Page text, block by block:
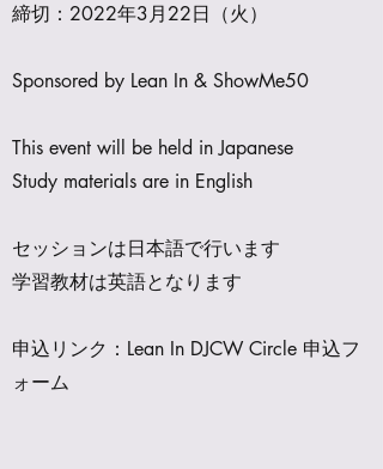
締切：2022年3月22日（火）
Sponsored by Lean In & ShowMe50
This event will be held in Japanese
Study materials are in English
セッションは日本語で行います
学習教材は英語となります
申込リンク：Lean In DJCW Circle 申込フ
ォーム